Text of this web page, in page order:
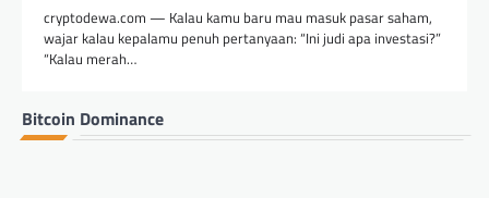
cryptodewa.com — Kalau kamu baru mau masuk pasar saham,
wajar kalau kepalamu penuh pertanyaan: “Ini judi apa investasi?”
“Kalau merah…
Bitcoin Dominance